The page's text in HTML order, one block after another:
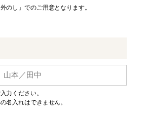
のし」でのご用意となります。
力ください。
名入れはできません。